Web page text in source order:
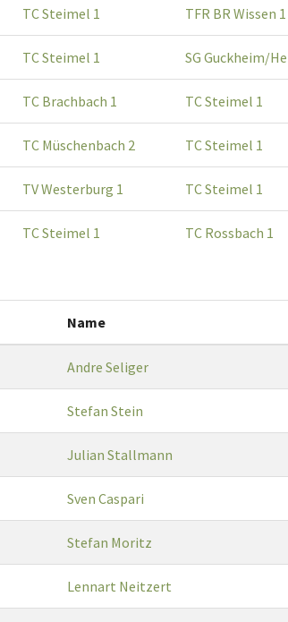
TC Steimel 1 TFR BR Wissen 1
TC Steimel 1 SG Guckheim/
TC Brachbach 1 TC Steimel 1
TC Müschenbach 2 TC Steimel 1
TV Westerburg 1 TC Steimel 1
TC Steimel 1 TC Rossbach 1
Name
Andre Seliger
Stefan Stein
Julian Stallmann
Sven Caspari
Stefan Moritz
Lennart Neitzert